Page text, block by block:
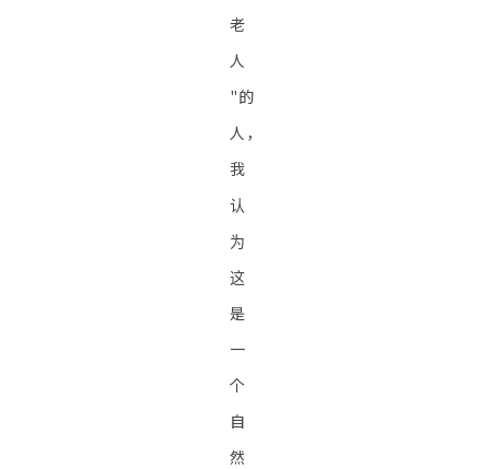
老
人
"的
人，
我
认
为
这
是
一
个
自
然